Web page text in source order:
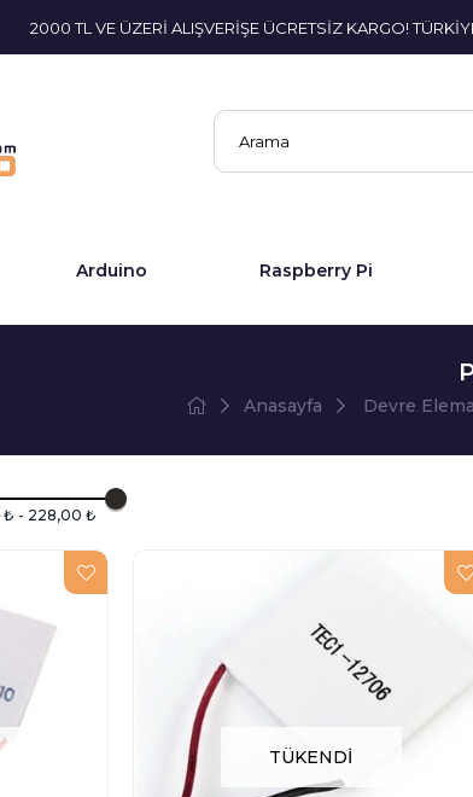
2000 TL VE ÜZERİ ALIŞVERİŞE ÜCRETSİZ KARGO!
Arduino Raspberry Pi
Anasayfa Devre
₺ - 228,00 ₺
TÜKENDI